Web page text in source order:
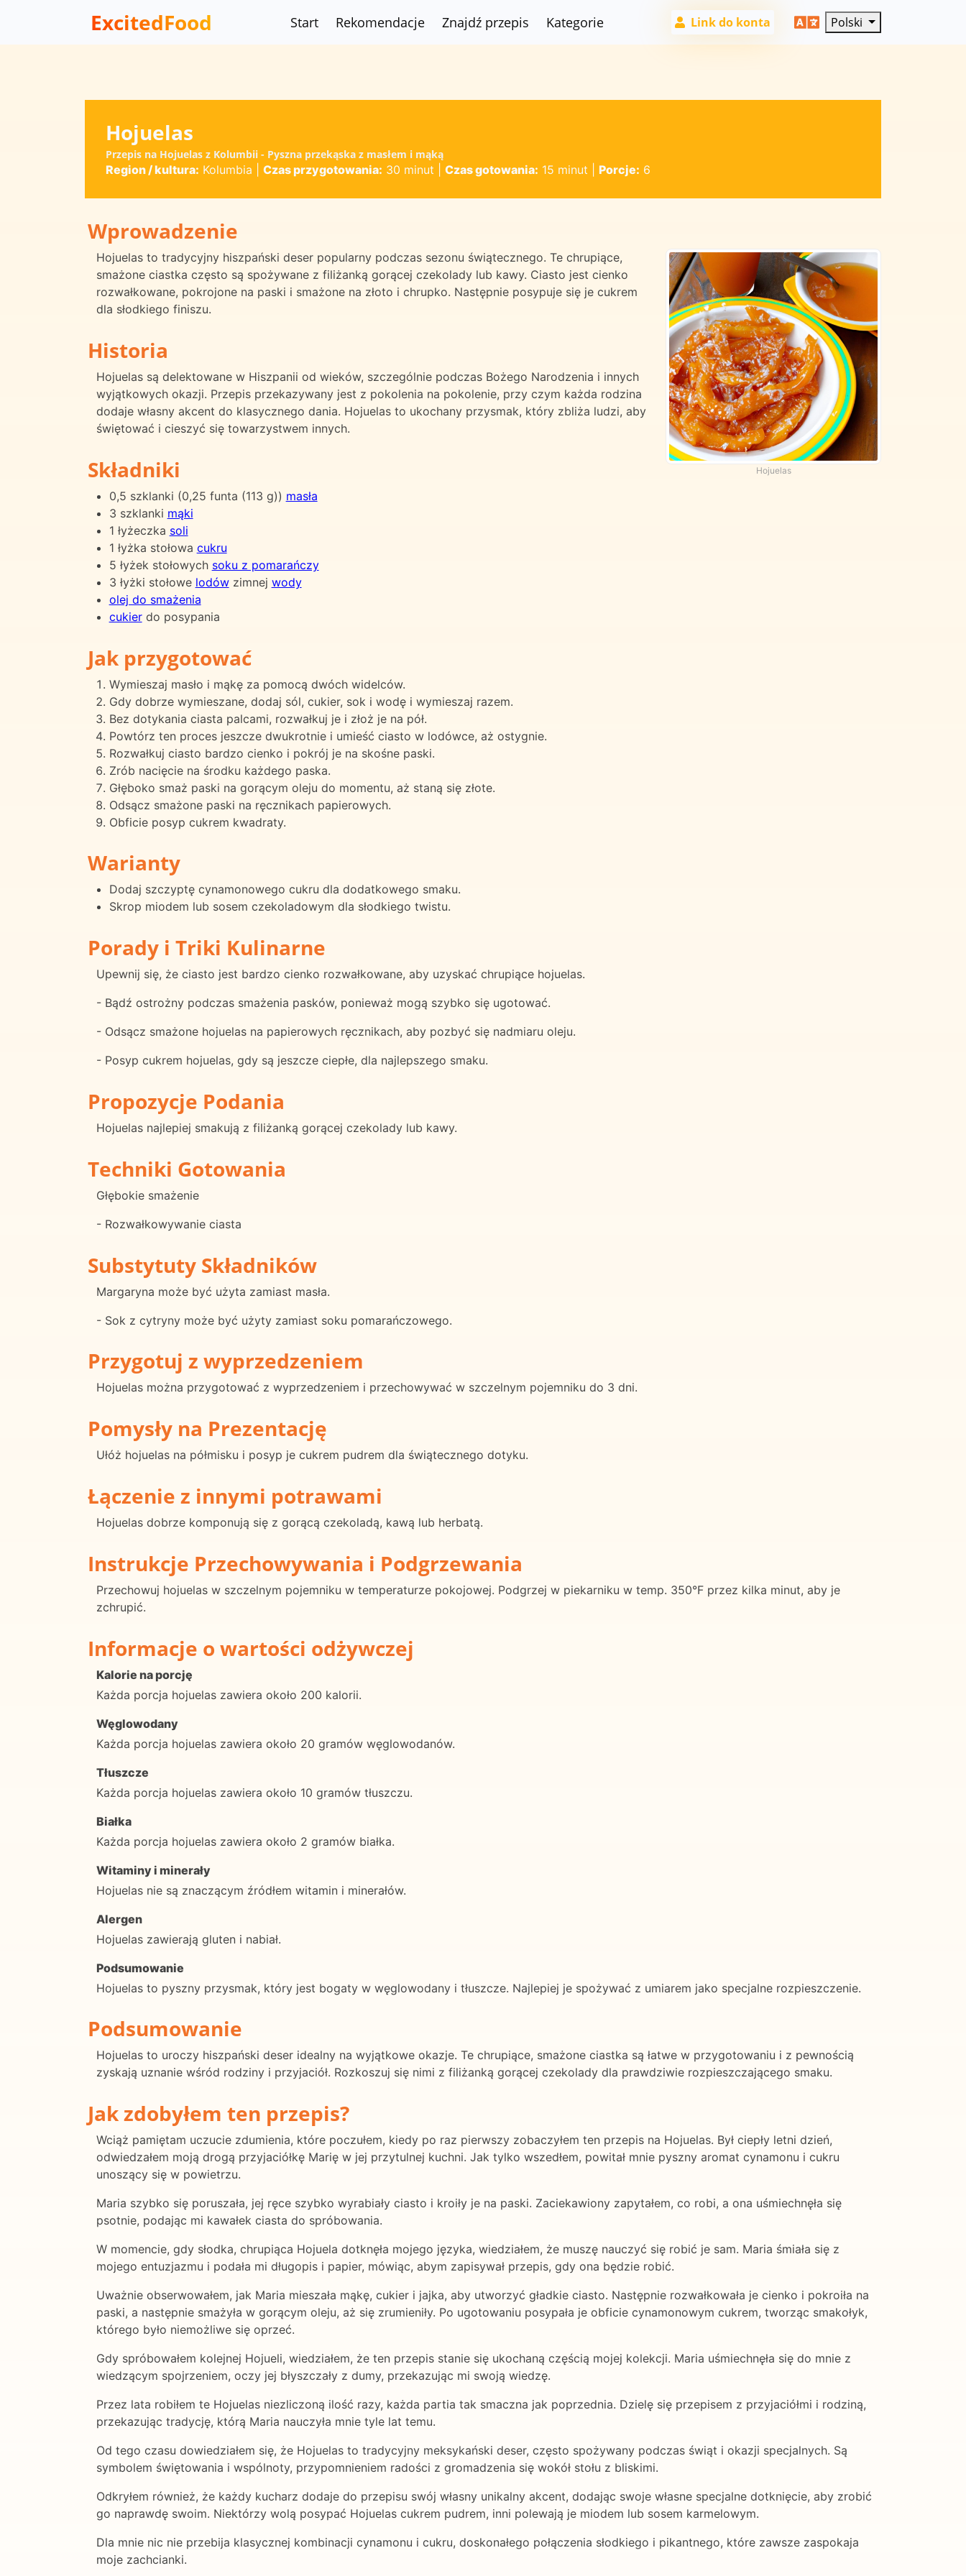
ExcitedFood Start Rekomendacje Znajdź przepis Kategorie Link do konta Polski
Hojuelas
Przepis na Hojuelas z Kolumbii - Pyszna przekąska z masłem i mąką
Region / kultura: Kolumbia Czas przygotowania: 30 minut Czas gotowania: 15 minut Porcje: 6
Wprowadzenie
Hojuelas
Hojuelas to tradycyjny hiszpański deser popularny podczas sezonu świątecznego. Te chrupiące,
smażone ciastka często są spożywane z filiżanką gorącej czekolady lub kawy. Ciasto jest cienko
rozwałkowane, pokrojone na paski i smażone na złoto i chrupko. Następnie posypuje się je cukrem
dla słodkiego finiszu.
Historia
Hojuelas są delektowane w Hiszpanii od wieków, szczególnie podczas Bożego Narodzenia i innych
wyjątkowych okazji. Przepis przekazywany jest z pokolenia na pokolenie, przy czym każda rodzina
dodaje własny akcent do klasycznego dania. Hojuelas to ukochany przysmak, który zbliża ludzi, aby
świętować i cieszyć się towarzystwem innych.
Składniki
0,5 szklanki (0,25 funta (113 g)) masła
3 szklanki mąki
1 łyżeczka soli
1 łyżka stołowa cukru
5 łyżek stołowych soku z pomarańczy
3 łyżki stołowe lodówzimnej wody
olej do smażenia
cukierdo posypania
Jak przygotować
Wymieszaj masło i mąkę za pomocą dwóch widelców.
Gdy dobrze wymieszane, dodaj sól, cukier, sok i wodę i wymieszaj razem.
Bez dotykania ciasta palcami, rozwałkuj je i złoż je na pół.
Powtórz ten proces jeszcze dwukrotnie i umieść ciasto w lodówce, aż ostygnie.
Rozwałkuj ciasto bardzo cienko i pokrój je na skośne paski.
Zrób nacięcie na środku każdego paska.
Głęboko smaż paski na gorącym oleju do momentu, aż staną się złote.
Odsącz smażone paski na ręcznikach papierowych.
Obficie posyp cukrem kwadraty.
Warianty
Dodaj szczyptę cynamonowego cukru dla dodatkowego smaku.
Skrop miodem lub sosem czekoladowym dla słodkiego twistu.
Porady i Triki Kulinarne
Upewnij się, że ciasto jest bardzo cienko rozwałkowane, aby uzyskać chrupiące hojuelas.
- Bądź ostrożny podczas smażenia pasków, ponieważ mogą szybko się ugotować.
- Odsącz smażone hojuelas na papierowych ręcznikach, aby pozbyć się nadmiaru oleju.
- Posyp cukrem hojuelas, gdy są jeszcze ciepłe, dla najlepszego smaku.
Propozycje Podania
Hojuelas najlepiej smakują z filiżanką gorącej czekolady lub kawy.
Techniki Gotowania
Głębokie smażenie
- Rozwałkowywanie ciasta
Substytuty Składników
Margaryna może być użyta zamiast masła.
- Sok z cytryny może być użyty zamiast soku pomarańczowego.
Przygotuj z wyprzedzeniem
Hojuelas można przygotować z wyprzedzeniem i przechowywać w szczelnym pojemniku do 3 dni.
Pomysły na Prezentację
Ułóż hojuelas na półmisku i posyp je cukrem pudrem dla świątecznego dotyku.
Łączenie z innymi potrawami
Hojuelas dobrze komponują się z gorącą czekoladą, kawą lub herbatą.
Instrukcje Przechowywania i Podgrzewania
Przechowuj hojuelas w szczelnym pojemniku w temperaturze pokojowej. Podgrzej w piekarniku w temp. 350°F przez kilka minut, aby je
zchrupić.
Informacje o wartości odżywczej
Kalorie na porcję
Każda porcja hojuelas zawiera około 200 kalorii.
Węglowodany
Każda porcja hojuelas zawiera około 20 gramów węglowodanów.
Tłuszcze
Każda porcja hojuelas zawiera około 10 gramów tłuszczu.
Białka
Każda porcja hojuelas zawiera około 2 gramów białka.
Witaminy i minerały
Hojuelas nie są znaczącym źródłem witamin i minerałów.
Alergen
Hojuelas zawierają gluten i nabiał.
Podsumowanie
Hojuelas to pyszny przysmak, który jest bogaty w węglowodany i tłuszcze. Najlepiej je spożywać z umiarem jako specjalne rozpieszczenie.
Podsumowanie
Hojuelas to uroczy hiszpański deser idealny na wyjątkowe okazje. Te chrupiące, smażone ciastka są łatwe w przygotowaniu i z pewnością
zyskają uznanie wśród rodziny i przyjaciół. Rozkoszuj się nimi z filiżanką gorącej czekolady dla prawdziwie rozpieszczającego smaku.
Jak zdobyłem ten przepis?
Wciąż pamiętam uczucie zdumienia, które poczułem, kiedy po raz pierwszy zobaczyłem ten przepis na Hojuelas. Był ciepły letni dzień,
odwiedzałem moją drogą przyjaciółkę Marię w jej przytulnej kuchni. Jak tylko wszedłem, powitał mnie pyszny aromat cynamonu i cukru
unoszący się w powietrzu.
Maria szybko się poruszała, jej ręce szybko wyrabiały ciasto i kroiły je na paski. Zaciekawiony zapytałem, co robi, a ona uśmiechnęła się
psotnie, podając mi kawałek ciasta do spróbowania.
W momencie, gdy słodka, chrupiąca Hojuela dotknęła mojego języka, wiedziałem, że muszę nauczyć się robić je sam. Maria śmiała się z
mojego entuzjazmu i podała mi długopis i papier, mówiąc, abym zapisywał przepis, gdy ona będzie robić.
Uważnie obserwowałem, jak Maria mieszała mąkę, cukier i jajka, aby utworzyć gładkie ciasto. Następnie rozwałkowała je cienko i pokroiła na
paski, a następnie smażyła w gorącym oleju, aż się zrumieniły. Po ugotowaniu posypała je obficie cynamonowym cukrem, tworząc smakołyk,
którego było niemożliwe się oprzeć.
Gdy spróbowałem kolejnej Hojueli, wiedziałem, że ten przepis stanie się ukochaną częścią mojej kolekcji. Maria uśmiechnęła się do mnie z
wiedzącym spojrzeniem, oczy jej błyszczały z dumy, przekazując mi swoją wiedzę.
Przez lata robiłem te Hojuelas niezliczoną ilość razy, każda partia tak smaczna jak poprzednia. Dzielę się przepisem z przyjaciółmi i rodziną,
przekazując tradycję, którą Maria nauczyła mnie tyle lat temu.
Od tego czasu dowiedziałem się, że Hojuelas to tradycyjny meksykański deser, często spożywany podczas świąt i okazji specjalnych. Są
symbolem świętowania i wspólnoty, przypomnieniem radości z gromadzenia się wokół stołu z bliskimi.
Odkryłem również, że każdy kucharz dodaje do przepisu swój własny unikalny akcent, dodając swoje własne specjalne dotknięcie, aby zrobić
go naprawdę swoim. Niektórzy wolą posypać Hojuelas cukrem pudrem, inni polewają je miodem lub sosem karmelowym.
Dla mnie nic nie przebija klasycznej kombinacji cynamonu i cukru, doskonałego połączenia słodkiego i pikantnego, które zawsze zaspokaja
moje zachcianki.